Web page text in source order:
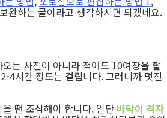
완하는 글이라고 생각하시면 되겠네요.
는 사진이 아니라 적어도 10여장을 촬
4시간 정도는 걸립니다. 그러니까 멋진
땐 조심해야 합니다. 일단 바닥이 격자